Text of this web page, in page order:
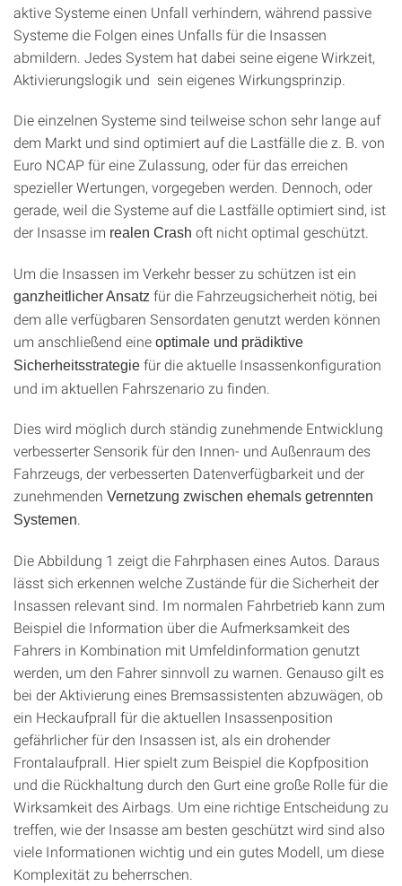
aktive Systeme einen Unfall verhindern, während passive
Systeme die Folgen eines Unfalls für die Insassen
abmildern. Jedes System hat dabei seine eigene Wirkzeit,
Aktivierungslogik und sein eigenes Wirkungsprinzip.
Die einzelnen Systeme sind teilweise schon sehr lange auf
dem Markt und sind optimiert auf die Lastfälle die z. B. von
Euro NCAP für eine Zulassung, oder für das erreichen
spezieller Wertungen, vorgegeben werden. Dennoch, oder
gerade, weil die Systeme auf die Lastfälle optimiert sind, ist
der Insasse im realen Crash oft nicht optimal geschützt.
Um die Insassen im Verkehr besser zu schützen ist ein
ganzheitlicher Ansatz für die Fahrzeugsicherheit nötig, bei
dem alle verfügbaren Sensordaten genutzt werden können
um anschließend eine optimale und prädiktive
Sicherheitsstrategie für die aktuelle Insassenkonfiguration
und im aktuellen Fahrszenario zu finden.
Dies wird möglich durch ständig zunehmende Entwicklung
verbesserter Sensorik für den Innen- und Außenraum des
Fahrzeugs, der verbesserten Datenverfügbarkeit und der
zunehmenden Vernetzung zwischen ehemals getrennten
Systemen
Die Abbildung 1 zeigt die Fahrphasen eines Autos. Daraus
lässt sich erkennen welche Zustände für die Sicherheit der
Insassen relevant sind. Im normalen Fahrbetrieb kann zum
Beispiel die Information über die Aufmerksamkeit des
Fahrers in Kombination mit Umfeldinformation genutzt
werden, um den Fahrer sinnvoll zu warnen. Genauso gilt es
bei der Aktivierung eines Bremsassistenten abzuwägen, ob
ein Heckaufprall für die aktuellen Insassenposition
gefährlicher für den Insassen ist, als ein drohender
Frontalaufprall. Hier spielt zum Beispiel die Kopfposition
und die Rückhaltung durch den Gurt eine große Rolle für die
Wirksamkeit des Airbags. Um eine richtige Entscheidung zu
treffen, wie der Insasse am besten geschützt wird sind also
viele Informationen wichtig und ein gutes Modell, um diese
Komplexität zu beherrschen.